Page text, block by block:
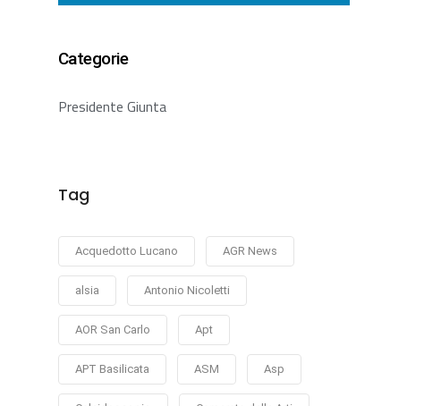
Categorie
Presidente Giunta
Tag
Acquedotto Lucano AGR News
alsia Antonio Nicoletti
AOR San Carlo Apt
APT Basilicata ASM Asp